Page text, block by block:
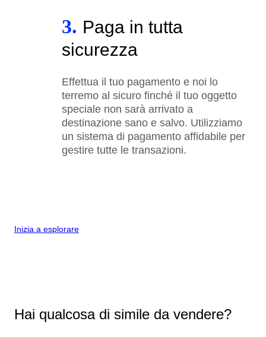
3. Paga in tutta
sicurezza
Effettua il tuo pagamento e noi lo
terremo al sicuro finché il tuo oggetto
speciale non sarà arrivato a
destinazione sano e salvo. Utilizziamo
un sistema di pagamento affidabile per
gestire tutte le transazioni.
Inizia a esplorare
Hai qualcosa di simile da vendere?